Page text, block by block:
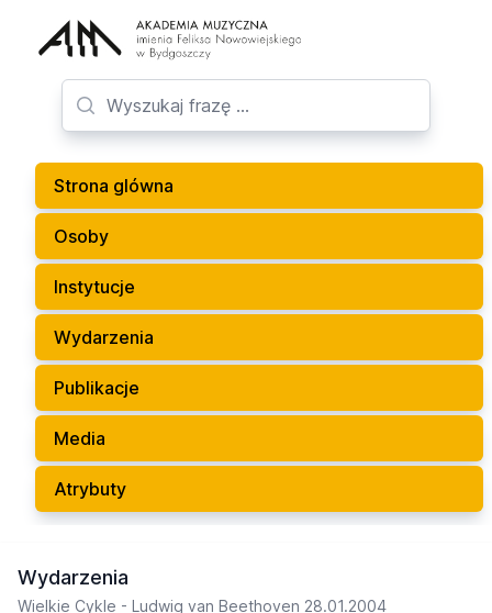
Strona glówna
Osoby
Instytucje
Wydarzenia
Publikacje
Media
Atrybuty
Wydarzenia
Wielkie Cykle - Ludwig van Beethoven 28.01.2004